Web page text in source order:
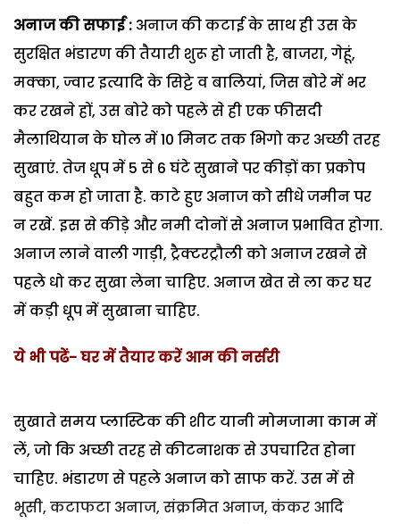
अनाज की सफाई : अनाज की कटाई के साथ ही उस के
सुरक्षित भंडारण की तैयारी शुरू हो जाती है, बाजरा, गेहूं,
मक्का, ज्वार इत्यादि के सिट्टे व बालियां, जिस बोरे में भर
कर रखने हों, उस बोरे को पहले से ही एक फीसदी
मैलाथियान के घोल में 10 मिनट तक भिगो कर अच्छी तरह
सुखाएं. तेज धूप में 5 से 6 घंटे सुखाने पर कीड़ों का प्रकोप
बहुत कम हो जाता है. काटे हुए अनाज को सीधे जमीन पर
न रखें. इस से कीड़े और नमी दोनों से अनाज प्रभावित होगा.
अनाज लाने वाली गाड़ी, ट्रैक्टरट्रौली को अनाज रखने से
पहले धो कर सुखा लेना चाहिए. अनाज खेत से ला कर घर
में कड़ी धूप में सुखाना चाहिए.
ये भी पढें- घर में तैयार करें आम की नर्सरी
सुखाते समय प्लास्टिक की शीट यानी मोमजामा काम में
लें, जो कि अच्छी तरह से कीटनाशक से उपचारित होना
चाहिए. भंडारण से पहले अनाज को साफ करें. उस में से
भूसी, कटाफटा अनाज, संक्रमित अनाज, कंकर आदि